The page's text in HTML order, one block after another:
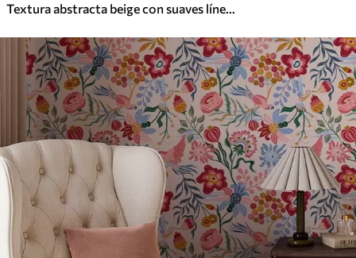
Textura abstracta beige con suaves líneas de hojas